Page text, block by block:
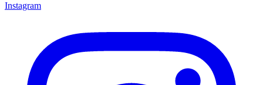
Instagram